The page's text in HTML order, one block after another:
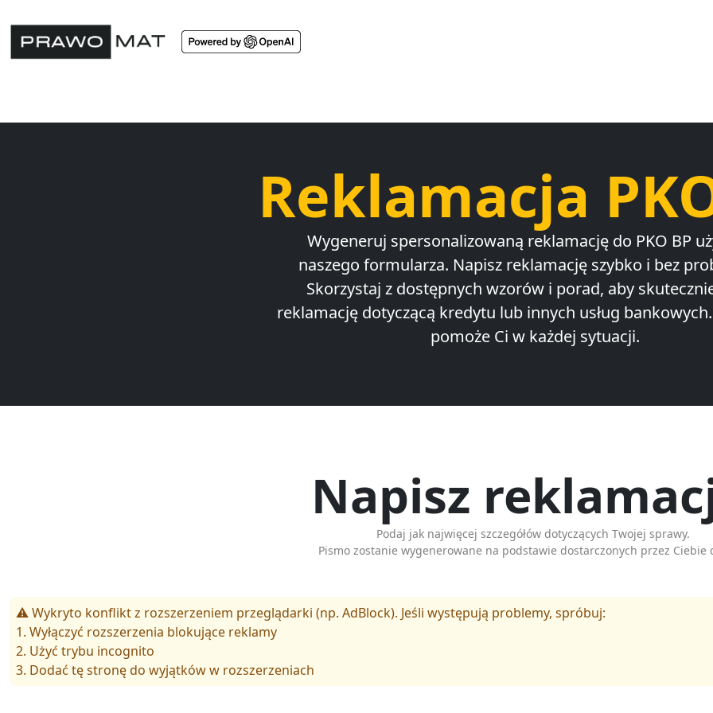
Reklamacja
Wygeneruj spersonalizowaną reklamację do PKO BP
naszego formularza. Napisz reklamację szybko i bez
Skorzystaj z dostępnych wzorów i porad, aby
reklamację dotyczącą kredytu lub innych usług
pomoże Ci w każdej sytuacji.
Napisz
Podaj jak najwięcej szczegółów dotyczących Twojej sprawy.
Pismo zostanie wygenerowane na podstawie dostarczonych przez Ciebie
⚠️ Wykryto konflikt z rozszerzeniem przeglądarki (np. AdBlock). Jeśli występują problemy, spróbuj:
1. Wyłączyć rozszerzenia blokujące reklamy
2. Użyć trybu incognito
3. Dodać tę stronę do wyjątków w rozszerzeniach